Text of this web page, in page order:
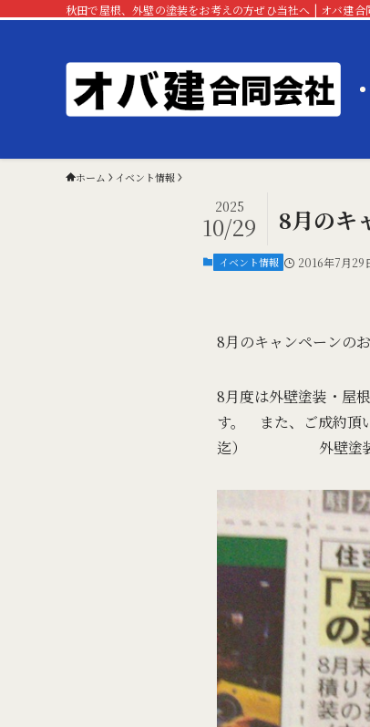
秋田で屋根、外壁の塗装をお考えの方ぜひ当社へ | オバ建合
ホーム イベント情報
8月のキ
2025
10/29
イベント情報 2016年7月29
8月のキャンペーンのお
8月度は外壁塗装・屋
す。 また、ご成約頂
迄） 外壁塗装・屋